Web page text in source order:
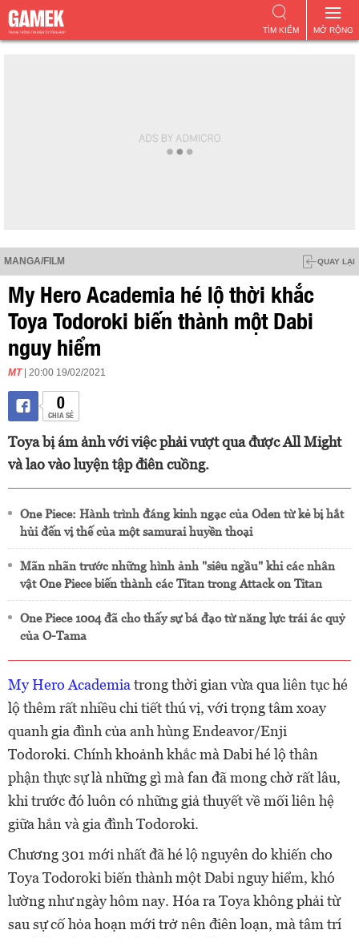
MỞ RỘNG
TÌM KIẾM
MANGA/FILM QUAY LẠI
My Hero Academia hé lộ thời khắc
Toya Todoroki biến thành một Dabi
nguy hiểm
MT | 20:00 19/02/2021
0
CHIA SẺ
Toya bị ám ảnh với việc phải vượt qua được All Might
và lao vào luyện tập điên cuồng.
One Piece: Hành trình đáng kinh ngạc của Oden từ kẻ bị hắt
hủi đến vị thế của một samurai huyền thoại
Mãn nhãn trước những hình ảnh "siêu ngầu" khi các nhân
vật One Piece biến thành các Titan trong Attack on Titan
One Piece 1004 đã cho thấy sự bá đạo từ năng lực trái ác quỷ
của O-Tama
My Hero Academia trong thời gian vừa qua liên tục hé
lộ thêm rất nhiều chi tiết thú vị, với trọng tâm xoay
quanh gia đình của anh hùng Endeavor/Enji
Todoroki. Chính khoảnh khắc mà Dabi hé lộ thân
phận thực sự là những gì mà fan đã mong chờ rất lâu,
khi trước đó luôn có những giả thuyết về mối liên hệ
giữa hắn và gia đình Todoroki.
Chương 301 mới nhất đã hé lộ nguyên do khiến cho
Toya Todoroki biến thành một Dabi nguy hiểm, khó
lường như ngày hôm nay. Hóa ra Toya không phải từ
sau sự cố hỏa hoạn mới trở nên điên loạn, mà tâm trí